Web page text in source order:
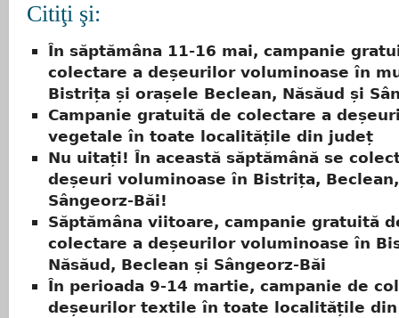
Citiţi şi:
În săptămâna 11-16 mai, campanie
colectare a deșeurilor voluminoase în
Bistrița și orașele Beclean, Năsăud și
Campanie gratuită de colectare a
vegetale în toate localitățile din județ
Nu uitați! În această săptămână se
deșeuri voluminoase în Bistrița,
Sângeorz-Băi!
Săptămâna viitoare, campanie gratuită
colectare a deșeurilor voluminoase în
Năsăud, Beclean și Sângeorz-Băi
În perioada 9-14 martie, campanie de
deșeurilor textile în toate localitățile